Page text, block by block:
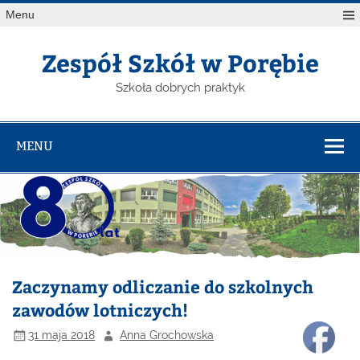
Menu
Zespół Szkół w Porębie
Szkoła dobrych praktyk
MENU
Zaczynamy odliczanie do szkolnych
zawodów lotniczych!
31 maja 2018 Anna Grochowska